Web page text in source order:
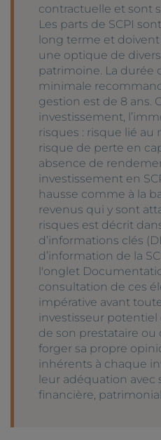
contractuelle et sont
Les parts de SCPI
long terme et
une optique de
patrimoine. La durée
minimale
gestion est de 8 ans.
investissement,
risques : risque lié au
risque de perte en
absence de
investissement en
hausse comme à la
revenus qui y sont
risques est décrit
d’informations clés
d’information de la
l'onglet
consultation de ces
impérative avant
investisseur
de son prestataire ou
forger sa propre
inhérents à chaque
leur adéquation avec
financière,